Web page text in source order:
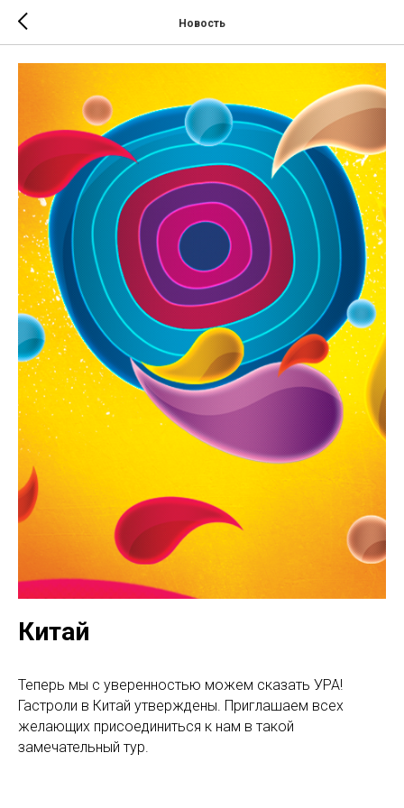
Новость
Китай
Теперь мы с уверенностью можем сказать УРА!
Гастроли в Китай утверждены. Приглашаем всех
желающих присоединиться к нам в такой
замечательный тур.